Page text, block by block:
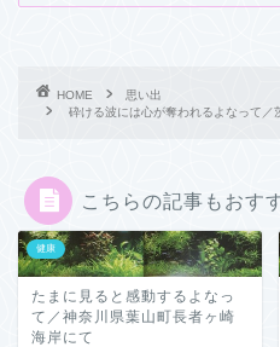
HOME
思い出
砕ける波には心が奪われるよなって／
こちらの記事もおす
健康
たまに見ると感動するよなっ
て／神奈川県葉山町長者ヶ崎
海岸にて